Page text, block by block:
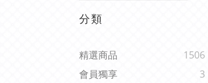
分類
精選商品
1506
會員獨享
3